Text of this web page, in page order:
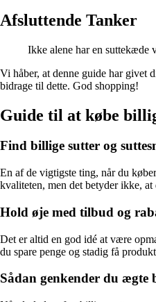
Afsluttende Tanker
Ikke alene har en suttekæde
Vi håber, at denne guide har givet
bidrage til dette. God shopping!
Guide til at købe
Find billige sutter og
En af de vigtigste ting, når du
kvaliteten, men det betyder ikke, at
Hold øje med tilbud og
Det er altid en god idé at være
du spare penge og stadig få
Sådan genkender du ægte